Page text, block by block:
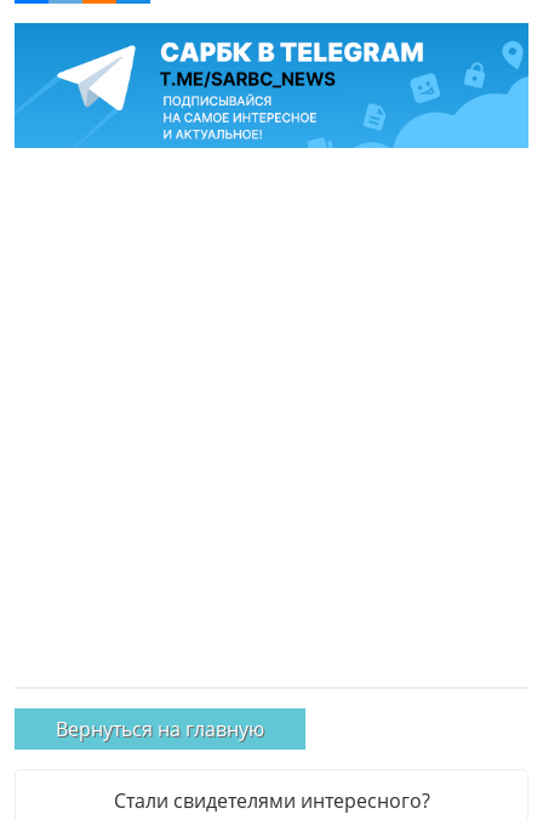
Вернуться на главную
Стали свидетелями интересного?